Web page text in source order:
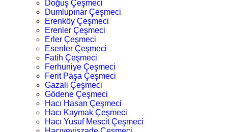
Doğuş Çeşmeci
Dumlupınar Çeşmeci
Erenköy Çeşmeci
Erenler Çeşmeci
Erler Çeşmeci
Esenler Çeşmeci
Fatih Çeşmeci
Ferhuniye Çeşmeci
Ferit Paşa Çeşmeci
Gazali Çeşmeci
Gödene Çeşmeci
Hacı Hasan Çeşmeci
Hacı Kaymak Çeşmeci
Hacı Yusuf Mescit Çeşmeci